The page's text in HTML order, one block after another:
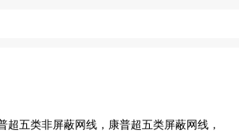
超五类非屏蔽网线，康普超五类屏蔽网线，